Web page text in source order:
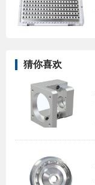
猜你喜欢